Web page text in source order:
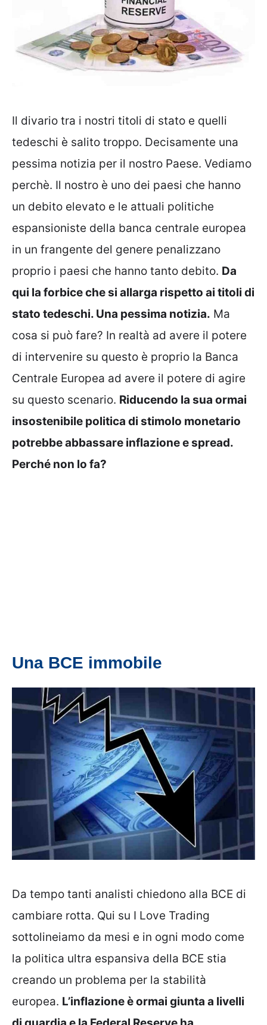
Il divario tra i nostri titoli di stato e quelli
tedeschi è salito troppo. Decisamente una
pessima notizia per il nostro Paese. Vediamo
perchè. Il nostro è uno dei paesi che hanno
un debito elevato e le attuali politiche
espansioniste della banca centrale europea
in un frangente del genere penalizzano
proprio i paesi che hanno tanto debito. Da
qui la forbice che si allarga rispetto ai titoli di
stato tedeschi. Una pessima notizia. Ma
cosa si può fare? In realtà ad avere il potere
di intervenire su questo è proprio la Banca
Centrale Europea ad avere il potere di agire
su questo scenario. Riducendo la sua ormai
insostenibile politica di stimolo monetario
potrebbe abbassare inflazione e spread.
Perché non lo fa?
Una BCE immobile
Da tempo tanti analisti chiedono alla BCE di
cambiare rotta. Qui su I Love Trading
sottolineiamo da mesi e in ogni modo come
la politica ultra espansiva della BCE stia
creando un problema per la stabilità
europea. L’inflazione è ormai giunta a livelli